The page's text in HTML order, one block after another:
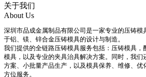
关于我们
About Us
深圳市品成金属制品有限公司是一家专业的压铸模
于铝、镁、锌合金压铸模具的设计与制造。
我们提供的全链路压铸模具服务包括：压铸模具，
模具，以及专业的夹具治具解决方案。同时，我们
方案、小批量产品生产，以及模具保养、维修、优
方位服务。